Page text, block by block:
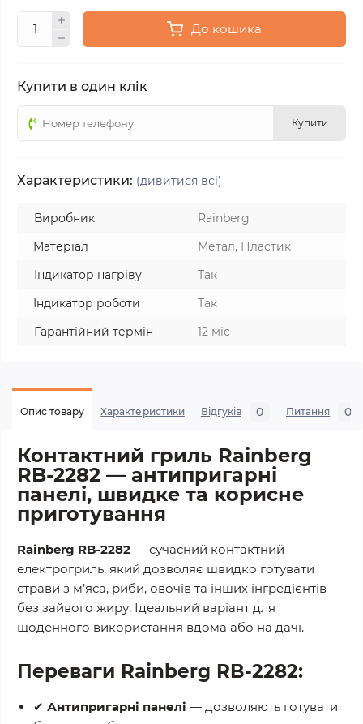
До кошика
Купити в один клік
Купити
Характеристики: (дивитися всі)
Виробник
Rainberg
Матеріал
Метал, Пластик
Індикатор нагріву
Так
Індикатор роботи
Так
Гарантійний термін
12 міс
Опис товару Характеристики Відгуків 0 Питання 0
Контактний гриль Rainberg
RB-2282 — антипригарні
панелі, швидке та корисне
приготування
Rainberg RB-2282 — сучасний контактний
електрогриль, який дозволяє швидко готувати
страви з м’яса, риби, овочів та інших інгредієнтів
без зайвого жиру. Ідеальний варіант для
щоденного використання вдома або на дачі.
Переваги Rainberg RB-2282:
✔ Антипригарні панелі — дозволяють готувати